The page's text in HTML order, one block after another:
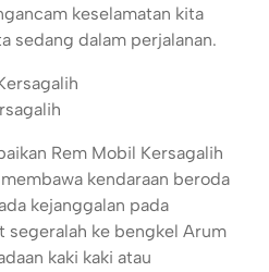
keselamatan kita
sedang dalam perjalanan.
Rem Mobil Kersagalih
kendaraan beroda
kejanggalan pada
segeralah ke bengkel Arum
kaki kaki atau